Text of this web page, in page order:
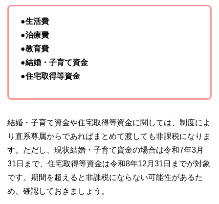
●生活費
●治療費
●教育費
●結婚・子育て資金
●住宅取得等資金
結婚・子育て資金や住宅取得等資金に関しては、制度によ
り直系尊属からであればまとめて渡しても非課税になりま
す。ただし、現状結婚・子育て資金の場合は令和7年3月
31日まで、住宅取得等資金は令和8年12月31日までが対象
です。期間を超えると非課税にならない可能性があるた
め、確認しておきましょう。